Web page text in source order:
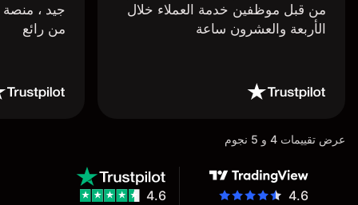
من قبل موظفين خدمة العملاء خلال
الأربعة والعشرون ساعة
جيد ،
من رائع
عرض تقييمات 4 و 5 نجوم
4.6
4.6